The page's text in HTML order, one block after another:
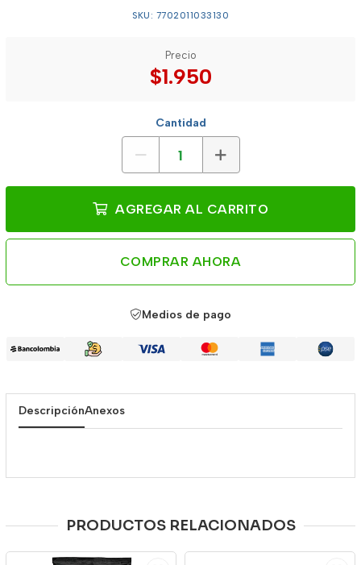
SKU: 7702011033130
Precio
$1.950
Cantidad
AGREGAR AL CARRITO
COMPRAR AHORA
Medios de pago
DescripciónAnexos
PRODUCTOS RELACIONADOS